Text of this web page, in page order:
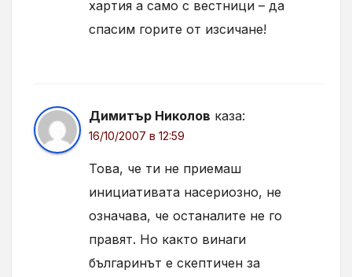
хартия а само с вестници – да
спасим горите от изсичане!
Димитър Николов каза:
16/10/2007 в 12:59
Това, че ти не приемаш
инициативата насериозно, не
означава, че останалите не го
правят. Но както винаги
българинът е скептичен за